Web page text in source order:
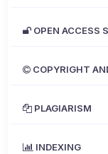
OPEN ACCESS
COPYRIGHT
PLAGIARISM
INDEXING